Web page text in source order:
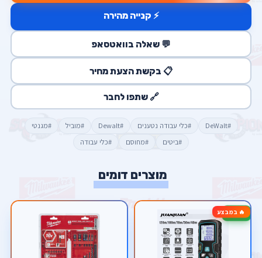
⚡ קנייה מהירה
💬 שאלה בוואטסאפ
📋 בקשת הצעת מחיר
🔗 שתפו לחבר
#DeWalt #כלי עבודה נטענים #Dewalt #מוביל
#מגנטי
#ביטים
#מחוסם #כלי עבודה
מוצרים דומים
🔥 במבצע-34%